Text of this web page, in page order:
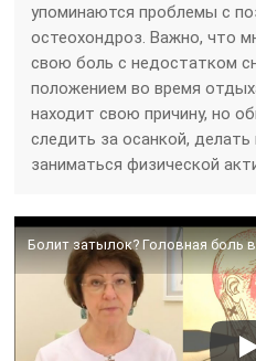
упоминаются проблемы с
остеохондроз. Важно, что
свою боль с недостатком
положением во время
находит свою причину, но
следить за осанкой,
заниматься физической
Болит затылок? Головная боль